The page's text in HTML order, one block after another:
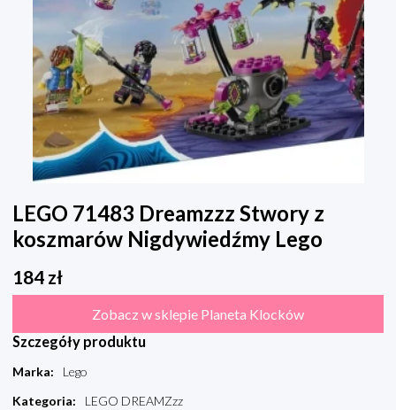
LEGO 71483 Dreamzzz Stwory z
koszmarów Nigdywiedźmy Lego
184 zł
Zobacz w sklepie Planeta Klocków
Szczegóły produktu
Marka:
Lego
Kategoria:
LEGO DREAMZzz